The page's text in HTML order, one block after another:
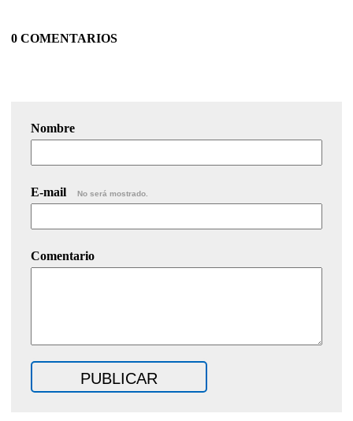
0 COMENTARIOS
Nombre
E-mail No será mostrado.
Comentario